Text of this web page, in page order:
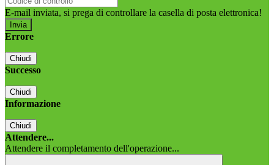
E-mail inviata, si prega di controllare la casella di posta elettronica!
Errore
Chiudi
Successo
Chiudi
Informazione
Chiudi
Attendere...
Attendere il completamento dell'operazione...